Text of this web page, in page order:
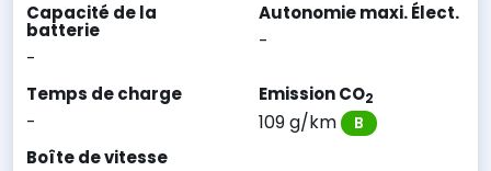
Capacité de la
batterie
-
Autonomie maxi. Élect.
-
Temps de charge
-
Emission CO2
109 g/km B
Boîte de vitesse